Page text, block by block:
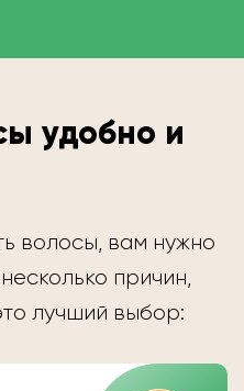
удобно и
волосы, вам нужно
причин,
лучший выбор: